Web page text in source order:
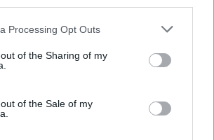
Processing Opt Outs
of the Sharing of my
of the Sale of my
arguido e os factos foram
proibida